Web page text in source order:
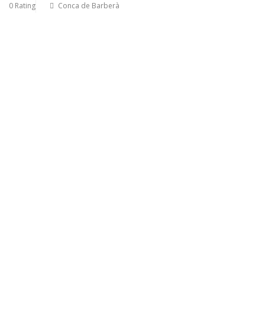
0 Rating Conca de Barberà